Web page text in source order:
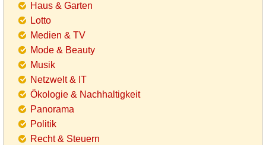
Haus & Garten
Lotto
Medien & TV
Mode & Beauty
Musik
Netzwelt & IT
Ökologie & Nachhaltigkeit
Panorama
Politik
Recht & Steuern